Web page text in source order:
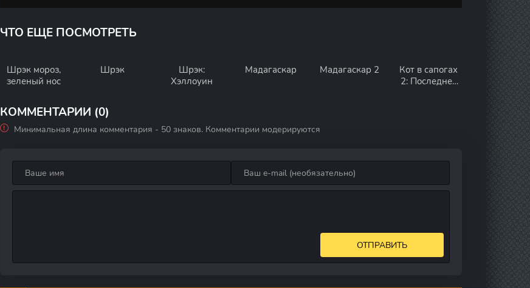
ЧТО ЕЩЕ ПОСМОТРЕТЬ
Шрэк мороз,
зеленый нос
Шрэк
Шрэк:
Хэллоуин
Мадагаскар Мадагаскар 2
Кот в сапогах
2: Последнее
КОММЕНТАРИИ (0)
Минимальная длина комментария - 50 знаков. Комментарии модерируются
ОТПРАВИТЬ